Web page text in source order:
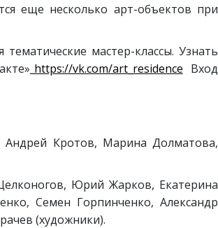
еще несколько арт-объектов при
мастер-классы. Узнать
https://vk.com/art_residence Вход
Андрей Кротов, Марина Долматова,
Юрий Жарков, Екатерина
Семен Горпинченко, Александр
(художники).